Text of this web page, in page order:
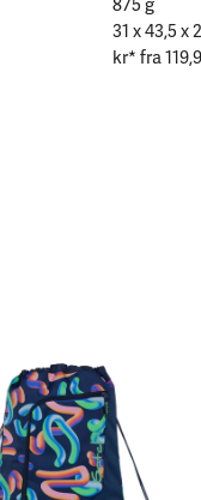
875 g
31 x 43,5 x
kr* fra